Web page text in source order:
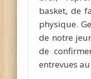
basket, de
physique.
de notre
de
entrevues